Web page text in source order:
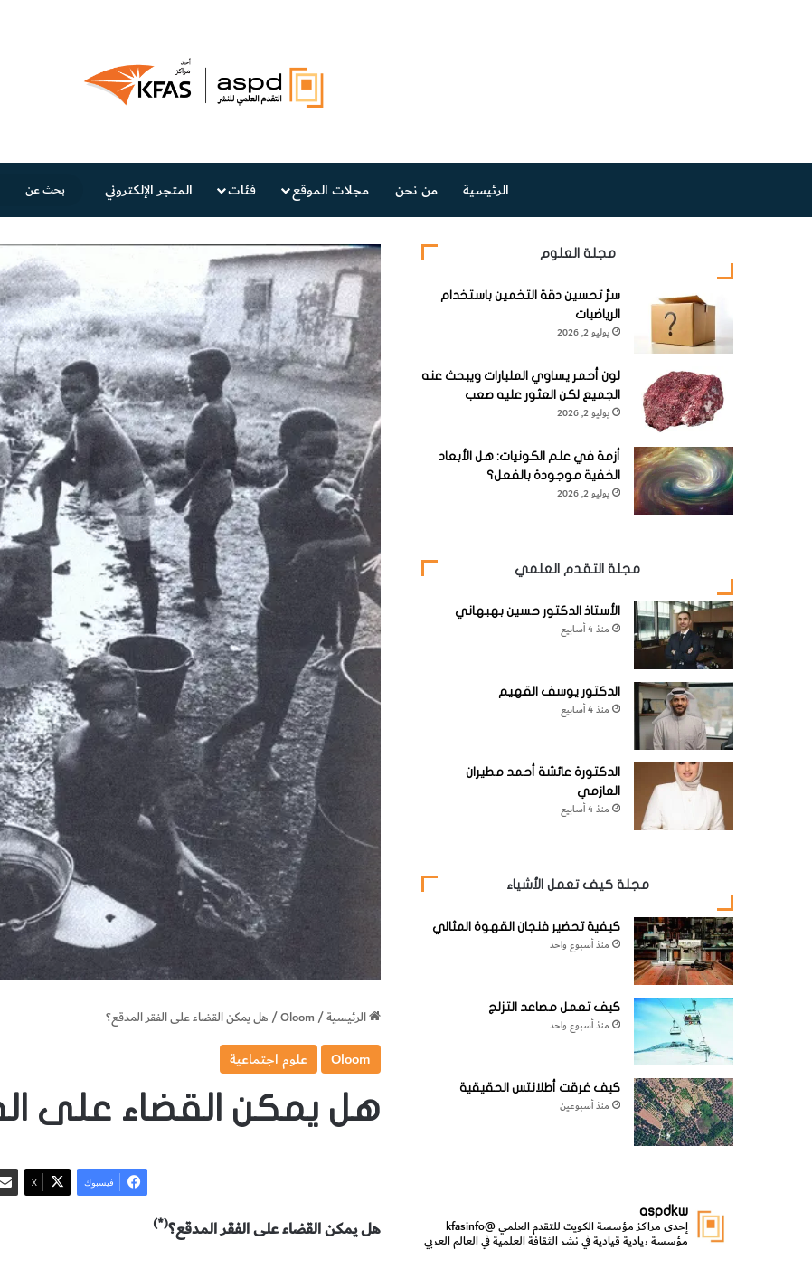
الرئيسية من نحن مجلات الموقع فئات المتجر الإلكتروني
الرئيسية/
Oloom
/هل يمكن القضاء على الفقر المدقع؟
Oloom علوم اجتماعية
هل يمكن القضاء على
فيسبوك ‫X
هل يمكن القضاء على الفقر المدقع؟(*)
مجلة العلوم
سرُّ تحسين دقة التخمين باستخدام
الرياضيات
يوليو 2, 2026
لون أحمر يساوي المليارات ويبحث عنه
الجميع لكن العثور عليه صعب
يوليو 2, 2026
أزمة في علم الكونيات: هل الأبعاد
الخفية موجودة بالفعل؟
يوليو 2, 2026
مجلة التقدم العلمي
الأستاذ الدكتور حسين بهبهاني
منذ 4 أسابيع
الدكتور يوسف القهيم
منذ 4 أسابيع
الدكتورة عائشة أحمد مطيران
العازمي
منذ 4 أسابيع
مجلة كيف تعمل الأشياء
كيفية تحضير فنجان القهوة المثالي
منذ أسبوع واحد
كيف تعمل مصاعد التزلج
منذ أسبوع واحد
كيف غرقت أطلانتس الحقيقية
منذ أسبوعين
aspdkw
إحدى مراكز مؤسسة الكويت للتقدم العلمي@kfasinfo
مؤسسة ريادية قيادية في نشر الثقافة العلمية في العالم العربي